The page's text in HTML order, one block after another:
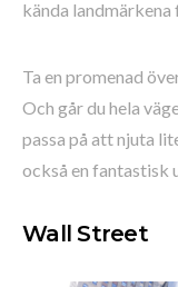
kända
Ta en promenad
Och går du hela
passa på att njuta
också en fantastisk
Wall Street